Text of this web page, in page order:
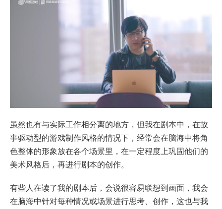
虽然也有与实际工作相分离的地方，但我在剧本中，在故
事驱动型的游戏制作风格的情况下，经常会在脑海中将角
色整体的形象放在各个场景里，在一定程度上巩固他们的
美术风格后，再进行剧本的创作。
有些人在读了我的剧本后，会说很容易联想到画面，我会
在脑海中针对每种情况或场景进行思考、创作，这也与我